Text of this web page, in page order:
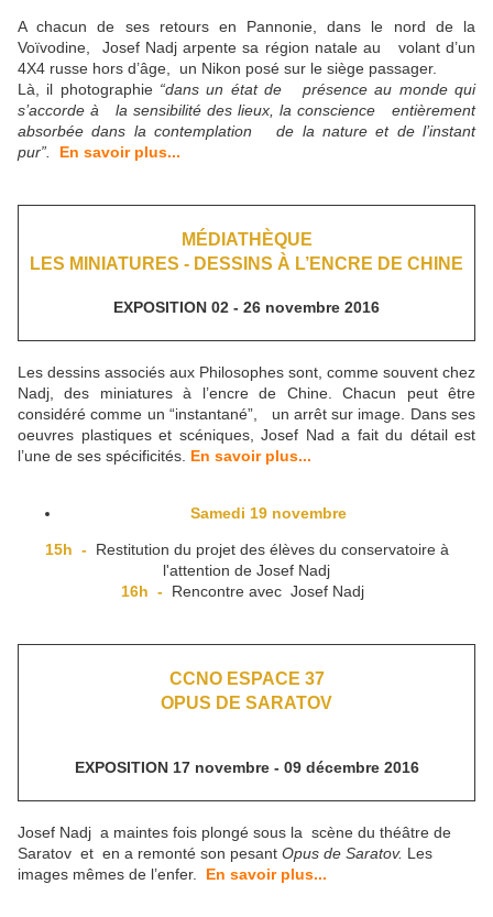
A chacun de ses retours en Pannonie, dans le nord de la
Voïvodine, Josef Nadj arpente sa région natale au volant d’un
4X4 russe hors d’âge, un Nikon posé sur le siège passager.
Là, il photographie “dans un état de présence au monde qui
s’accorde à la sensibilité des lieux, la conscience entièrement
absorbée dans la contemplation de la nature et de l’instant
pur”.
En savoir plus...
MÉDIATHÈQUE
LES MINIATURES - DESSINS À L’ENCRE DE CHINE
EXPOSITION 02 - 26 novembre 2016
Les dessins associés aux Philosophes sont, comme souvent chez
Nadj, des miniatures à l’encre de Chine. Chacun peut être
considéré comme un “instantané”, un arrêt sur image. Dans ses
oeuvres plastiques et scéniques, Josef Nad a fait du détail est
l’une de ses spécificités. En savoir plus...
Samedi 19 novembre
15h -Restitution du projet des élèves du conservatoire à
l'attention de Josef Nadj
16h -Rencontre avec Josef Nadj
CCNO ESPACE 37
OPUS DE SARATOV
EXPOSITION 17 novembre - 09 décembre 2016
Josef Nadj a maintes fois plongé sous la scène du théâtre de
Saratov et en a remonté son pesant Opus de Saratov. Les
images mêmes de l’enfer. En savoir plus...